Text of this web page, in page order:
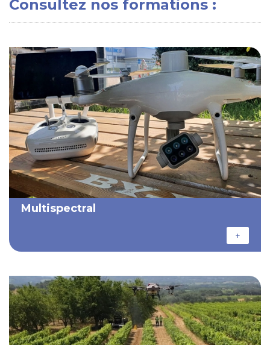
Consultez nos formations :
Multispectral
+